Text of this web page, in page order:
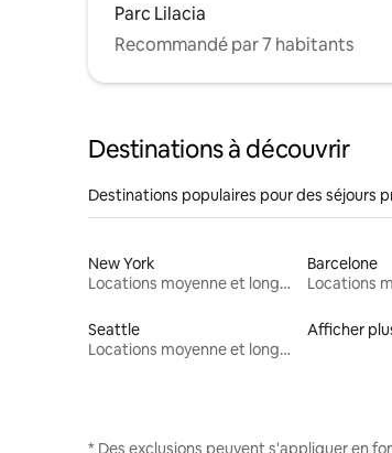
Parc Lilacia
Recommandé par 7 habitants
Destinations à découvrir
Destinations populaires pour des séjours
New York
Locations moyenne et longue durée
Barcelone
Seattle
Locations moyenne et longue durée
Afficher
* Des exclusions peuvent s'appliquer en